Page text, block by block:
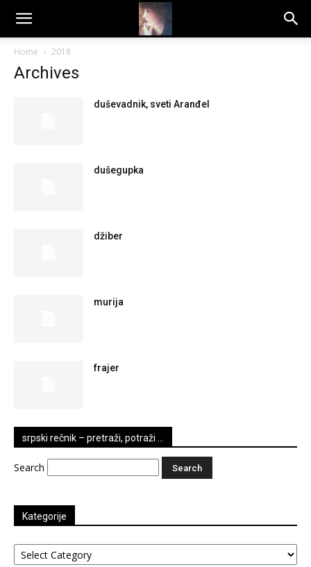
Dragana
Amarilis
Home 2018
Archives
duševadnik, sveti Aranđel
dušegupka
džiber
murija
frajer
srpski rečnik – pretraži, potraži …
Search
Kategorije
Kategorije